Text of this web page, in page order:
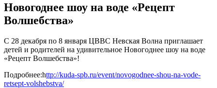
Новогоднее шоу на воде «Рецепт
Волшебства»
С 28 декабря по 8 января ЦВВС Невская Волна приглашает
детей и родителей на удивительное Новогоднее шоу на воде
«Рецепт Волшебства»!
Подробнее:http://kuda-spb.ru/event/novogodnee-shou-na-vode-
retsept-volshebstva/